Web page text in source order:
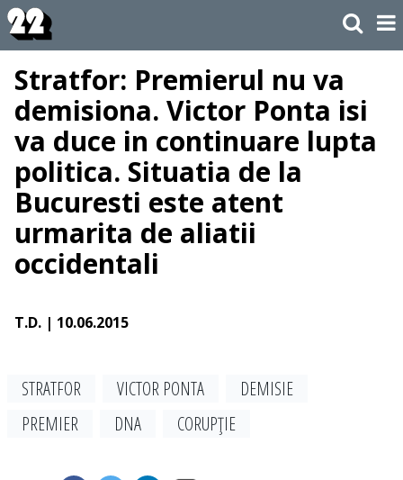
Stratfor: Premierul nu va
demisiona. Victor Ponta isi
va duce in continuare lupta
politica. Situatia de la
Bucuresti este atent
urmarita de aliatii
occidentali
T.D. | 10.06.2015
STRATFOR VICTOR PONTA
DEMISIE
PREMIER
DNA CORUPŢIE